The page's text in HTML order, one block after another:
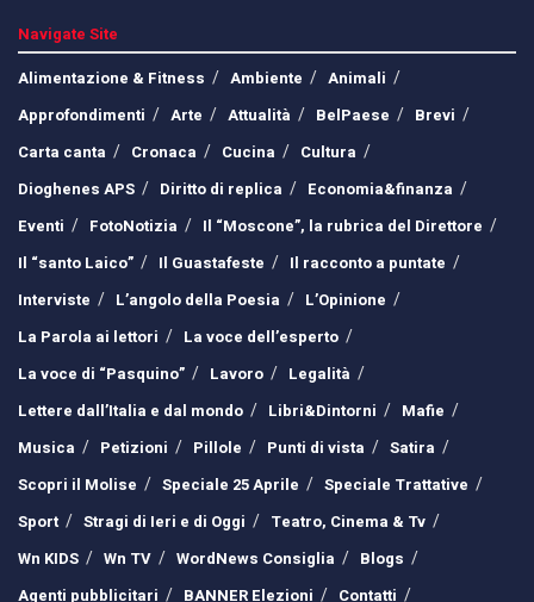
Navigate Site
Alimentazione & Fitness
Ambiente
Animali
Approfondimenti
Arte Attualità BelPaese
Brevi
Carta canta
Cronaca Cucina
Cultura
Dioghenes APS
Diritto di replica
Economia&finanza
Eventi
FotoNotizia
Il “Moscone”, la rubrica del Direttore
Il “santo Laico”
Il Guastafeste
Il racconto a puntate
Interviste
L’angolo della Poesia
L’Opinione
La Parola ai lettori
La voce dell’esperto
La voce di “Pasquino”
Lavoro
Legalità
Lettere dall’Italia e dal mondo
Libri&Dintorni
Mafie
Musica
Petizioni Pillole Punti di vista
Satira
Scopri il Molise
Speciale 25 Aprile
Speciale Trattative
Sport
Stragi di Ieri e di Oggi
Teatro, Cinema & Tv
Wn KIDS
Wn TV WordNews Consiglia
Blogs
Agenti pubblicitari
BANNER Elezioni Contatti